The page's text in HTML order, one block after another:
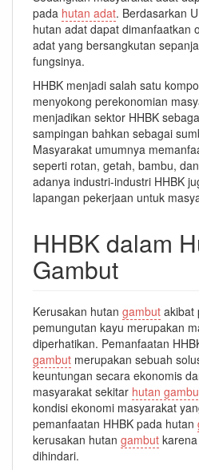
pada hutan adat. Berdasarkan
hutan adat dapat dimanfaatkan
adat yang bersangkutan
fungsinya.
HHBK menjadi salah satu
menyokong perekonomian
menjadikan sektor HHBK
sampingan bahkan sebagai
Masyarakat umumnya
seperti rotan, getah, bambu,
adanya industri-industri HHBK
lapangan pekerjaan untuk
HHBK dalam
Gambut
Kerusakan hutan gambut akibat
pemungutan kayu merupakan
diperhatikan. Pemanfaatan
gambut merupakan sebuah
keuntungan secara ekonomis
masyarakat sekitar hutan
kondisi ekonomi masyarakat
pemanfaatan HHBK pada hutan
kerusakan hutan gambut
dihindari.